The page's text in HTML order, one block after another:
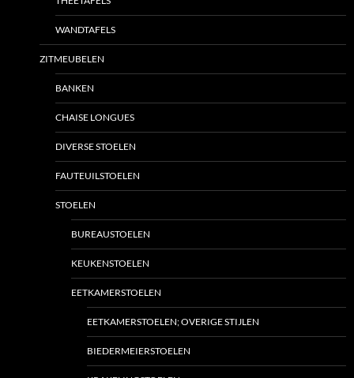
WANDTAFELS
ZITMEUBELEN
BANKEN
CHAISE LONGUES
DIVERSE STOELEN
FAUTEUILSTOELEN
STOELEN
BUREAUSTOELEN
KEUKENSTOELEN
EETKAMERSTOELEN
EETKAMERSTOELEN; OVERIGE STIJLEN
BIEDERMEIERSTOELEN